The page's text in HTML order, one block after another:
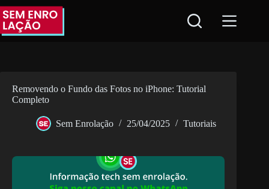
Pular
para
conteúdo
Removendo o Fundo das Fotos no iPhone: Tutorial
Completo
Sem Enrolação 25/04/2025 Tutoriais